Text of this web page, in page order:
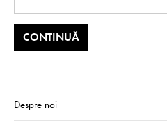
Despre noi